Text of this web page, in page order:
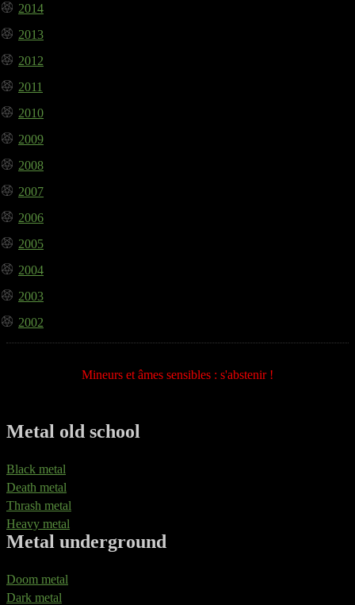
2014
2013
2012
2011
2010
2009
2008
2007
2006
2005
2004
2003
2002
Mineurs et âmes sensibles : s'abstenir !
Metal old school
Black metal
Death metal
Thrash metal
Heavy metal
Metal underground
Doom metal
Dark metal